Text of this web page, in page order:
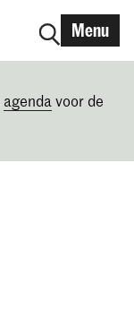
Menu
agenda voor de